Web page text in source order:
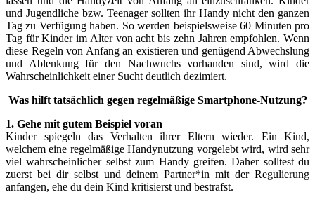
und Jugendliche bzw. Teenager sollten ihr Handy nicht den ganzen
Tag zu Verfügung haben. So werden beispielsweise 60 Minuten pro
Tag für Kinder im Alter von acht bis zehn Jahren empfohlen. Wenn
diese Regeln von Anfang an existieren und genügend Abwechslung
und Ablenkung für den Nachwuchs vorhanden sind, wird die
Wahrscheinlichkeit einer Sucht deutlich dezimiert.
Was hilft tatsächlich gegen regelmäßige Smartphone-Nutzung?
1. Gehe mit gutem Beispiel voran
Kinder spiegeln das Verhalten ihrer Eltern wieder. Ein Kind,
welchem eine regelmäßige Handynutzung vorgelebt wird, wird sehr
viel wahrscheinlicher selbst zum Handy greifen. Daher solltest du
zuerst bei dir selbst und deinem Partner*in mit der Regulierung
anfangen, ehe du dein Kind kritisierst und bestrafst.